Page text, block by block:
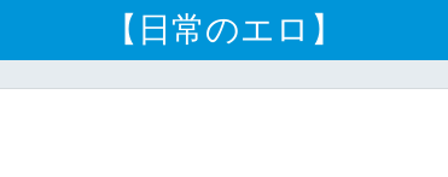
【日常のエロ】